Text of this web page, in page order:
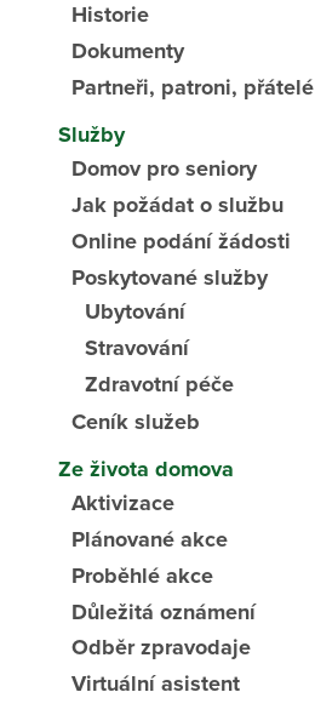
Historie
Dokumenty
Partneři, patroni, přátelé
Služby
Domov pro seniory
Jak požádat o službu
Online podání žádosti
Poskytované služby
Ubytování
Stravování
Zdravotní péče
Ceník služeb
Ze života domova
Aktivizace
Plánované akce
Proběhlé akce
Důležitá oznámení
Odběr zpravodaje
Virtuální asistent